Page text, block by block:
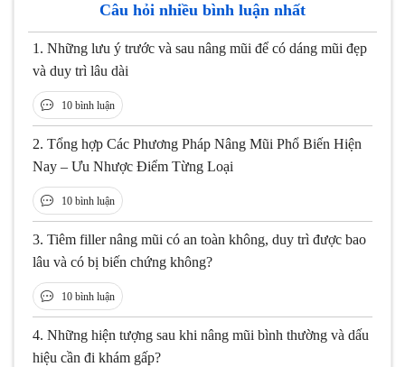
Câu hỏi nhiều bình luận nhất
1. Những lưu ý trước và sau nâng mũi để có dáng mũi đẹp
và duy trì lâu dài
10 bình luận
2. Tổng hợp Các Phương Pháp Nâng Mũi Phổ Biến Hiện
Nay – Ưu Nhược Điểm Từng Loại
10 bình luận
3. Tiêm filler nâng mũi có an toàn không, duy trì được bao
lâu và có bị biến chứng không?
10 bình luận
4. Những hiện tượng sau khi nâng mũi bình thường và dấu
hiệu cần đi khám gấp?